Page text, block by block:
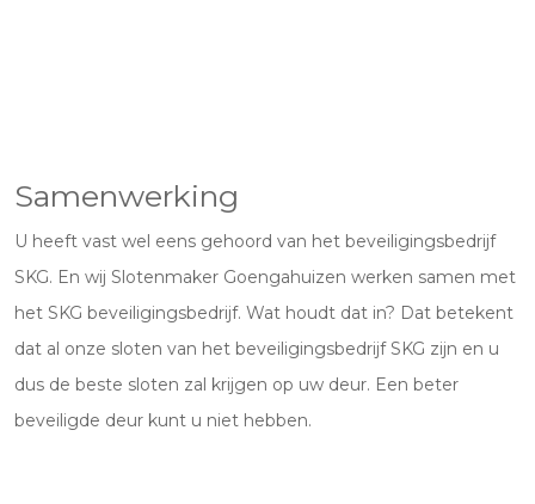
Samenwerking
U heeft vast wel eens gehoord van het beveiligingsbedrijf
SKG. En wij Slotenmaker Goengahuizen werken samen met
het SKG beveiligingsbedrijf. Wat houdt dat in? Dat betekent
dat al onze sloten van het beveiligingsbedrijf SKG zijn en u
dus de beste sloten zal krijgen op uw deur. Een beter
beveiligde deur kunt u niet hebben.